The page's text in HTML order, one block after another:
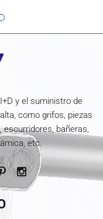
y el suministro de
como grifos, piezas
bañeras,
etc.